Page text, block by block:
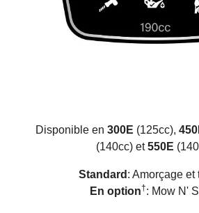
Disponible en 300E (125cc),
(140cc) et550E (
Standard : Amorçage et
En option†: Mow N'